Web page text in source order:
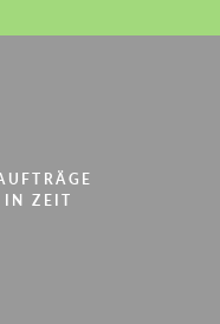
IN ZEIT
MICH
der
MICH